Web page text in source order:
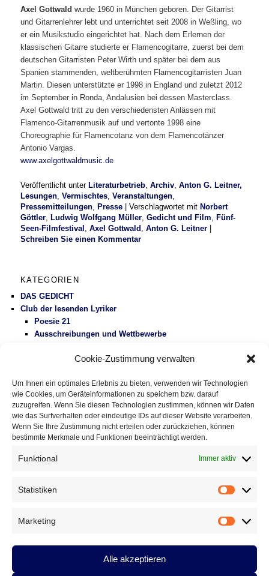
Cookie-Zustimmung verwalten
Um Ihnen ein optimales Erlebnis zu bieten, verwenden wir Technologien
wie Cookies, um Geräteinformationen zu speichern bzw. darauf
zuzugreifen. Wenn Sie diesen Technologien zustimmen, können wir Daten
wie das Surfverhalten oder eindeutige IDs auf dieser Website verarbeiten.
Wenn Sie Ihre Zustimmung nicht erteilen oder zurückziehen, können
bestimmte Merkmale und Funktionen beeinträchtigt werden.
Funktional Immer aktiv
Statistiken
Marketing
Marketing
Alle akzeptieren
Veröffentlicht unter Literaturbetrieb,Archiv,Anton G. Leitner,
Lesungen,Vermischtes, Veranstaltungen,
Pressemitteilungen,Presse | Verschlagwortet mit Norbert
Göttler,Ludwig Wolfgang Müller,Gedicht und Film,Fünf-
Seen-Filmfestival, Axel Gottwald Anton G. Leitner
KATEGORIEN
DAS GEDICHT
Club der lesenden Lyriker
Poesie 21
Ausschreibungen und Wettbewerbe
Protest
Fluglärm
Gesundheitspolitik
Vermischtes
Celan – Das Auge von Celan« von Susana Szwarc
(Argentinien) 5. August 2026
Eingestreute Gedichte: »haiku-gebet« von Fitzgerald Kusz
August 2026
Gedichte mit Tradition, Folge 336: »Der Beutelteufel« von
ARCHIV
Archiv
Datenschutzerklärung Stolz präsentiert von WordPress